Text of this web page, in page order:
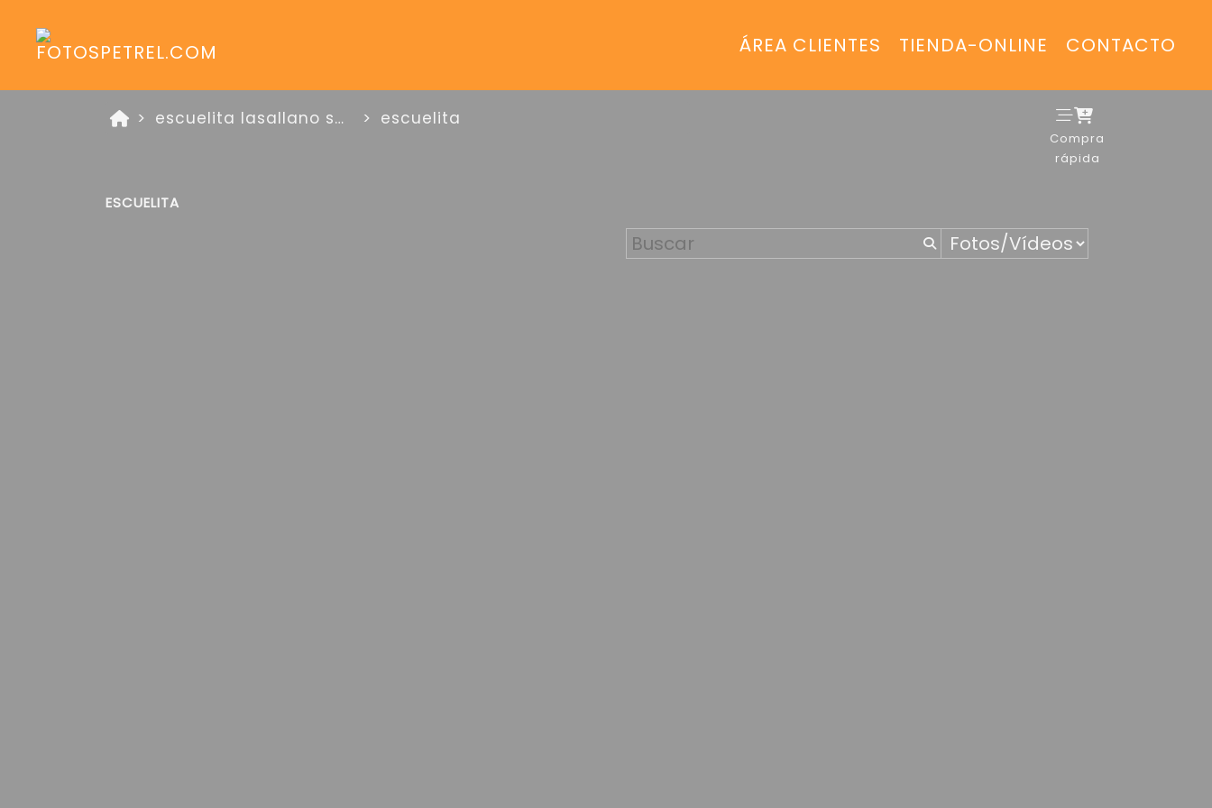
ÁREA CLIENTES TIENDA-ONLINE CONTACTO
escuelita lasallano sede claret 1 de noviembre de 2025 escuelita
Compra
rápida
ESCUELITA